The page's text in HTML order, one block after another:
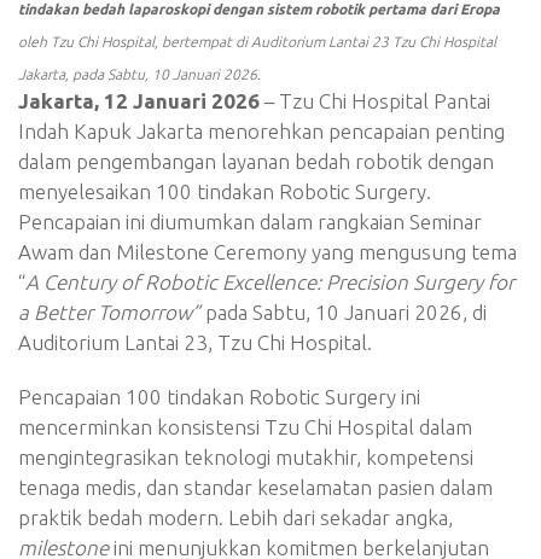
tindakan bedah laparoskopi dengan sistem robotik pertama dari Eropa
oleh Tzu Chi Hospital, bertempat di Auditorium Lantai 23 Tzu Chi Hospital
Jakarta, pada Sabtu, 10 Januari 2026.
Jakarta, 12 Januari 2026 – Tzu Chi Hospital Pantai
Indah Kapuk Jakarta menorehkan pencapaian penting
dalam pengembangan layanan bedah robotik dengan
menyelesaikan 100 tindakan Robotic Surgery.
Pencapaian ini diumumkan dalam rangkaian Seminar
Awam dan Milestone Ceremony yang mengusung tema
“A Century of Robotic Excellence: Precision Surgery for
a Better Tomorrow”pada Sabtu, 10 Januari 2026, di
Auditorium Lantai 23, Tzu Chi Hospital.
Pencapaian 100 tindakan Robotic Surgery ini
mencerminkan konsistensi Tzu Chi Hospital dalam
mengintegrasikan teknologi mutakhir, kompetensi
tenaga medis, dan standar keselamatan pasien dalam
praktik bedah modern. Lebih dari sekadar angka,
milestoneini menunjukkan komitmen berkelanjutan